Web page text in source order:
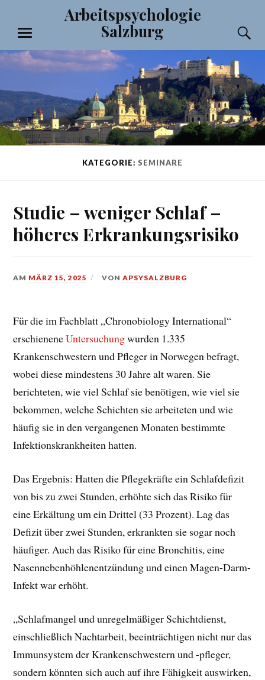
springen
Arbeitspsychologie
Salzburg
MENÜ
KATEGORIE: SEMINARE
Studie – weniger Schlaf –
höheres Erkrankungsrisiko
AM MÄRZ 15, 2025 VONAPSYSALZBURG
Für die im Fachblatt „Chronobiology International“
erschieneneUntersuchungwurden 1.335
Krankenschwestern und Pfleger in Norwegen befragt,
wobei diese mindestens 30 Jahre alt waren. Sie
berichteten, wie viel Schlaf sie benötigen, wie viel sie
bekommen, welche Schichten sie arbeiteten und wie
häufig sie in den vergangenen Monaten bestimmte
Infektionskrankheiten hatten.
Das Ergebnis: Hatten die Pflegekräfte ein Schlafdefizit
von bis zu zwei Stunden, erhöhte sich das Risiko für
eine Erkältung um ein Drittel (33 Prozent). Lag das
Defizit über zwei Stunden, erkrankten sie sogar noch
häufiger. Auch das Risiko für eine Bronchitis, eine
Nasennebenhöhlenentzündung und einen Magen-Darm-
Infekt war erhöht.
„Schlafmangel und unregelmäßiger Schichtdienst,
einschließlich Nachtarbeit, beeinträchtigen nicht nur das
Immunsystem der Krankenschwestern und -pfleger,
sondern könnten sich auch auf ihre Fähigkeit auswirken,